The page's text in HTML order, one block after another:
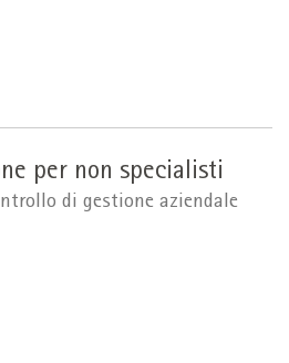
per non specialisti
di gestione aziendale